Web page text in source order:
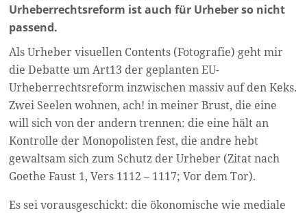
Urheberrechtsreform ist auch für Urheber so nicht
passend.
Als Urheber visuellen Contents (Fotografie) geht mir
die Debatte um Art13 der geplanten EU-
Urheberrechtsreform inzwischen massiv auf den Keks.
Zwei Seelen wohnen, ach! in meiner Brust, die eine
will sich von der andern trennen: die eine hält an
Kontrolle der Monopolisten fest, die andre hebt
gewaltsam sich zum Schutz der Urheber (Zitat nach
Goethe Faust 1, Vers 1112 – 1117; Vor dem Tor).
Es sei vorausgeschickt: die ökonomische wie mediale